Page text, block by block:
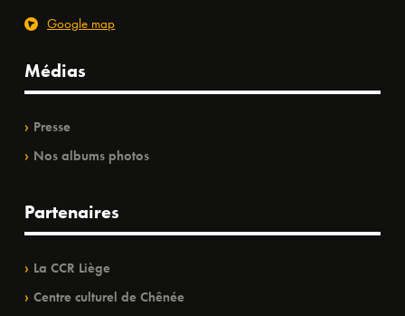
Google map
Médias
Presse
Nos albums photos
Partenaires
La CCR Liège
Centre culturel de Chênée